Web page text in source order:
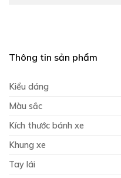
Thông tin sản phẩm
Kiểu dáng
Màu sắc
Kích thước bánh xe
Khung xe
Tay lái